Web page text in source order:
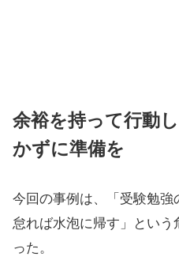
余裕を持って行動
かずに準備を
今回の事例は、「受験勉
怠れば水泡に帰す」とい
った。